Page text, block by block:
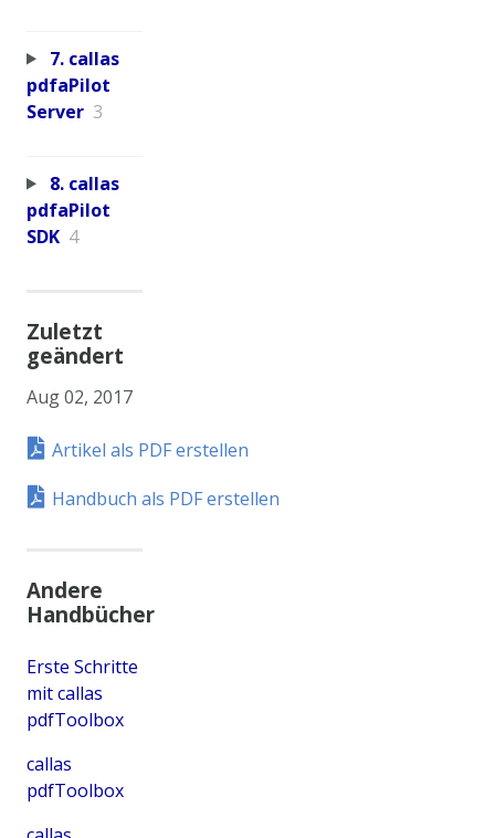
7. callas
pdfaPilot
Server 3
8. callas
pdfaPilot
SDK 4
Zuletzt
geändert
Aug 02, 2017
Artikel als PDF erstellen
Handbuch als PDF erstellen
Andere
Handbücher
Erste Schritte
mit callas
pdfToolbox
callas
pdfToolbox